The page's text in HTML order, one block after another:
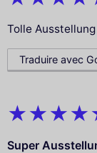
Tolle
Traduire avec
Super